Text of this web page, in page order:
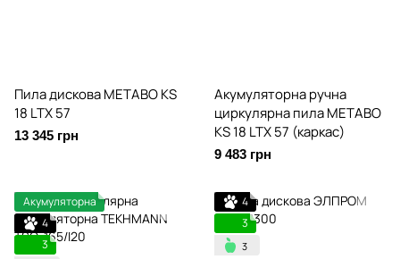
Пила дискова METABO KS
18 LTX 57
13 345 грн
Акумуляторна ручна
циркулярна пила METABO
KS 18 LTX 57 (каркас)
9 483 грн
Акумуляторна
4
3
4
3